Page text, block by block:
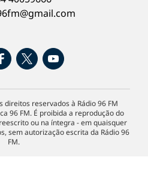
direitos reservados à Rádio 96 FM
96 FM. É proibida a reprodução do
ou na íntegra - em quaisquer
sem autorização escrita da Rádio 96
FM.